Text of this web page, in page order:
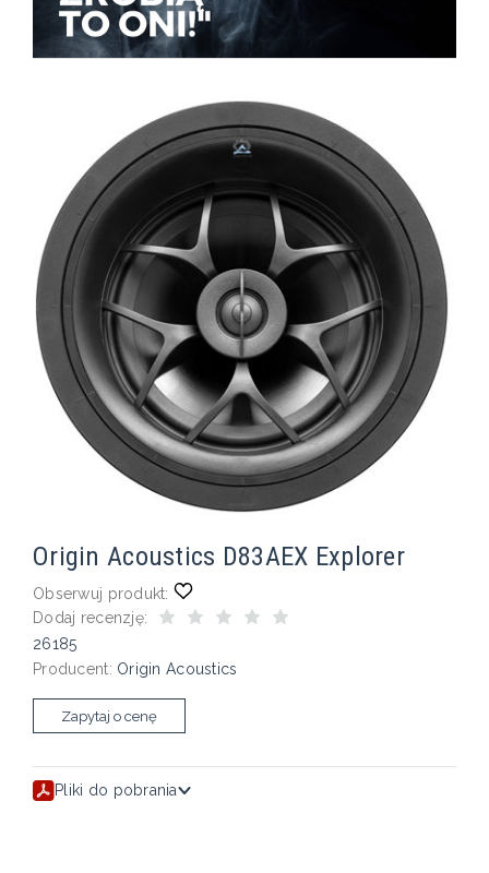
Origin Acoustics D83AEX Explorer
Obserwuj produkt:
Dodaj recenzję:
26185
Producent: Origin Acoustics
Zapytaj o cenę
Pliki do pobrania